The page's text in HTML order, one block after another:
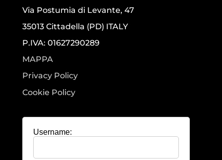
Via Postumia di Levante, 47
35013 Cittadella (PD) ITALY
P.IVA: 01627290289
MAPPA
Privacy Policy
Cookie Policy
Username: